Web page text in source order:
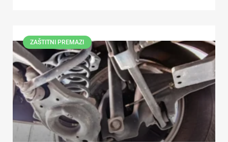
ZAŠTITNI PREMAZI